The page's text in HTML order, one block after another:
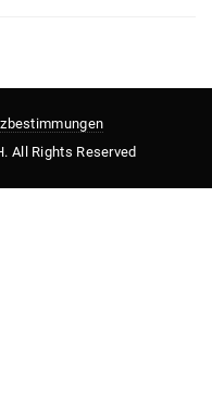
All Rights Reserved